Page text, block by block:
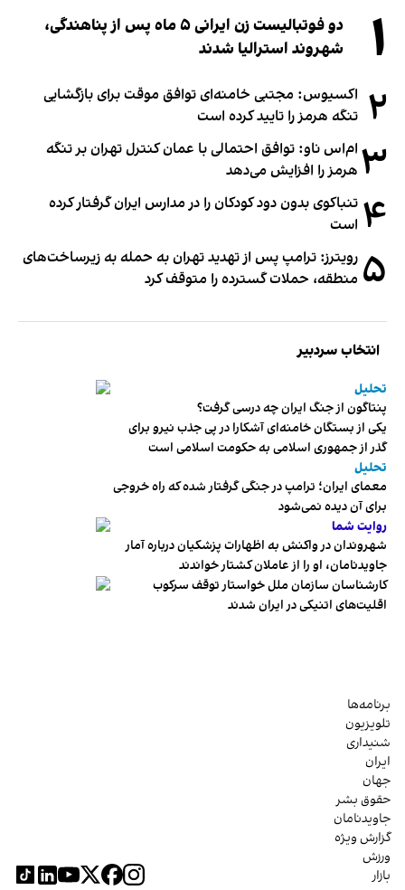
۱
دو فوتبالیست زن ایرانی ۵ ماه پس از پناهندگی،
شهروند استرالیا شدند
۲ اکسیوس: مجتبی خامنه‌ای توافق موقت برای بازگشایی
تنگه هرمز را تایید کرده است
۳ ام‌اس ناو: توافق احتمالی با عمان کنترل تهران بر تنگه
هرمز را افزایش می‌دهد
۴ تنباکوی بدون دود کودکان را در مدارس ایران گرفتار کرده
است
۵ رویترز: ترامپ پس از تهدید تهران به حمله به زیرساخت‌های
منطقه، حملات گسترده را متوقف کرد
انتخاب سردبیر
تحلیل
پنتاگون از جنگ ایران چه درسی گرفت؟
یکی از بستگان خامنه‌ای آشکارا در پی جذب نیرو برای
گذر از جمهوری اسلامی به حکومت اسلامی است
تحلیل
معمای ایران؛ ترامپ در جنگی گرفتار شده که راه خروجی
برای آن دیده نمی‌شود
روایت شما
شهروندان در واکنش به اظهارات پزشکیان درباره آمار
جاویدنامان، او را از عاملان کشتار خواندند
کارشناسان سازمان ملل خواستار توقف سرکوب
اقلیت‌های اتنیکی در ایران شدند
برنامه‌ها
تلویزیون
شنیداری
ایران
جهان
حقوق بشر
جاویدنامان
گزارش ویژه
ورزش
بازار